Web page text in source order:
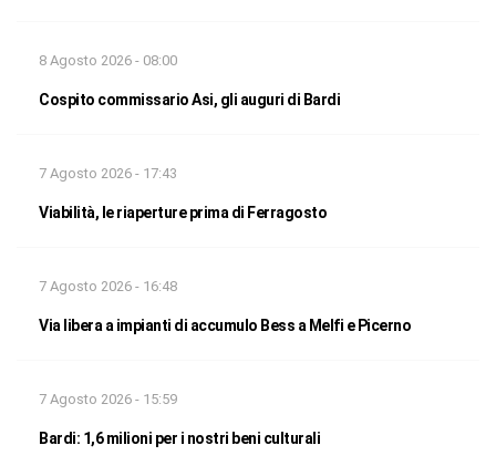
8 Agosto 2026 - 08:00
Cospito commissario Asi, gli auguri di Bardi
7 Agosto 2026 - 17:43
Viabilità, le riaperture prima di Ferragosto
7 Agosto 2026 - 16:48
Via libera a impianti di accumulo Bess a Melfi e Picerno
7 Agosto 2026 - 15:59
Bardi: 1,6 milioni per i nostri beni culturali